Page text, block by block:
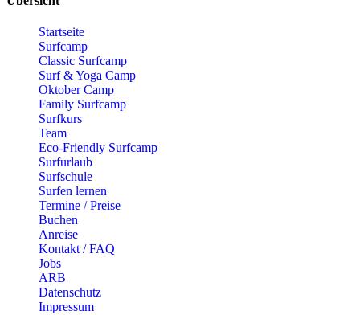
Startseite
Surfcamp
Classic Surfcamp
Surf & Yoga Camp
Oktober Camp
Family Surfcamp
Surfkurs
Team
Eco-Friendly Surfcamp
Surfurlaub
Surfschule
Surfen lernen
Termine / Preise
Buchen
Anreise
Kontakt / FAQ
Jobs
ARB
Datenschutz
Impressum